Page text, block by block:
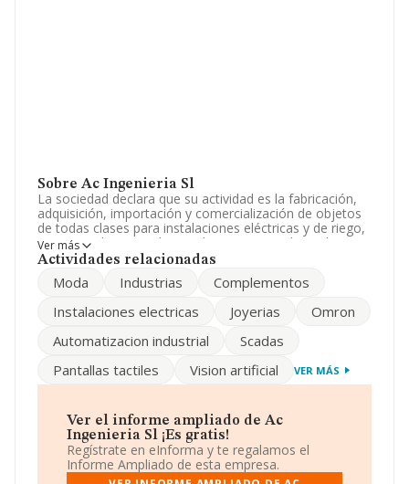
Sobre Ac Ingenieria Sl
La sociedad declara que su actividad es la fabricación,
adquisición, importación y comercialización de objetos
de todas clases para instalaciones eléctricas y de riego,
aparatos electricos de uso domestico e industrial, sus
accesorios, repuestos y complementos. La sociedad
Limitada. Clasifica su actividad CNAE como 'Comercio al
máquinas de coser y tricotar', código 4664. La sociedad
La sociedadAc Ingeniería S.L, B13336565, está
(13005), en el municipio de Ciudad Real, Castilla-la
Mancha.
En base a la información de la que dispone INFORMA
sobre 13.968 compañías, en el ámbito nacional la
Ver más
Actividades relacionadas
Moda Industrias
Complementos
Instalaciones electricas
Joyerias
Omron
Automatizacion industrial
Scadas
Pantallas tactiles
Vision artificial VER MÁS
Ver el informe ampliado de Ac
Ingenieria Sl ¡Es gratis!
Regístrate en eInforma y te regalamos el
Informe Ampliado de esta empresa.